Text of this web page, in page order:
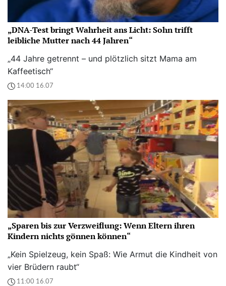
„DNA-Test bringt Wahrheit ans Licht: Sohn trifft
leibliche Mutter nach 44 Jahren“
„44 Jahre getrennt – und plötzlich sitzt Mama am
Kaffeetisch“
14:00 16.07
„Sparen bis zur Verzweiflung: Wenn Eltern ihren
Kindern nichts gönnen können“
„Kein Spielzeug, kein Spaß: Wie Armut die Kindheit von
vier Brüdern raubt“
11:00 16.07